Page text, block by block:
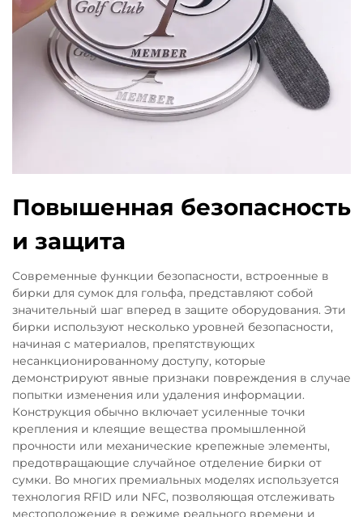
Повышенная безопасность
и защита
Современные функции безопасности, встроенные в
бирки для сумок для гольфа, представляют собой
значительный шаг вперед в защите оборудования. Эти
бирки используют несколько уровней безопасности,
начиная с материалов, препятствующих
несанкционированному доступу, которые
демонстрируют явные признаки повреждения в случае
попытки изменения или удаления информации.
Конструкция обычно включает усиленные точки
крепления и клеящие вещества промышленной
прочности или механические крепежные элементы,
предотвращающие случайное отделение бирки от
сумки. Во многих премиальных моделях используется
технология RFID или NFC, позволяющая отслеживать
местоположение в режиме реального времени и